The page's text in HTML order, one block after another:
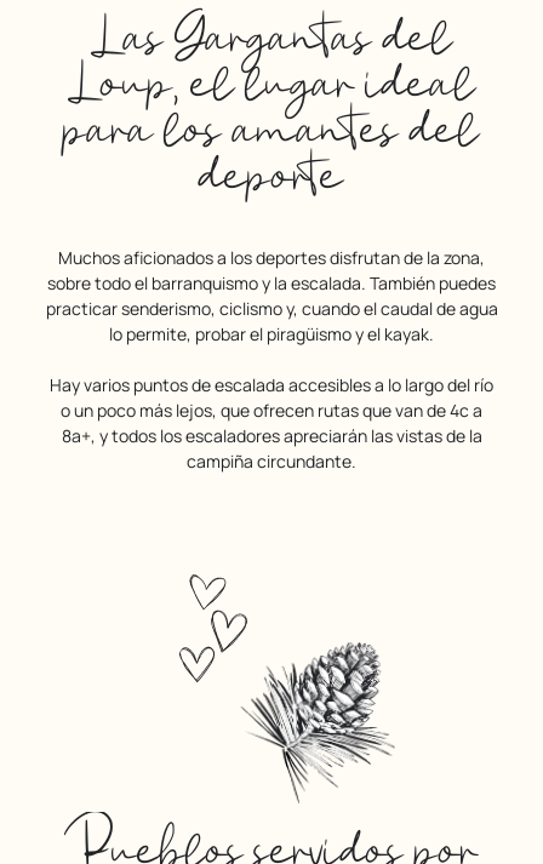
Las Gargantas del
Loup, el lugar ideal
para los amantes del
deporte
Muchos aficionados a los deportes disfrutan de la zona,
sobre todo el barranquismo y la escalada. También puedes
practicar senderismo, ciclismo y, cuando el caudal de agua
lo permite, probar el piragüismo y el kayak.
Hay varios puntos de escalada accesibles a lo largo del río
o un poco más lejos, que ofrecen rutas que van de 4c a
8a+, y todos los escaladores apreciarán las vistas de la
campiña circundante.
Pueblos servidos por